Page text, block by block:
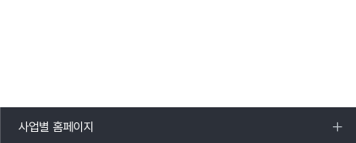
사업별 홈페이지
목록